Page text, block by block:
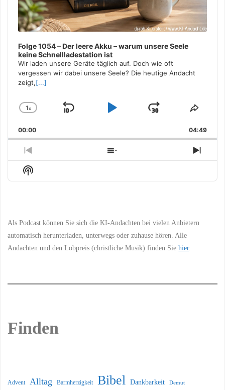
Folge 1054 – Der leere Akku – warum unsere Seele
keine Schnellladestation ist
Wir laden unsere Geräte täglich auf. Doch wie oft
vergessen wir dabei unsere Seele? Die heutige Andacht
zeigt,[...]
Change
Rate
1x
Skip
Play
Jump
Forward
Share
00:00 04:49
Previous
Episode
Show
Episodes
Next
Show
Podcast
Als Podcast können Sie sich die KI-Andachten bei vielen Anbietern
automatisch herunterladen, unterwegs oder zuhause hören. Alle
Andachten und den Lobpreis (christliche Musik) finden Siehier.
Finden
Advent Alltag Barmherzigkeit Bibel Dankbarkeit Demut